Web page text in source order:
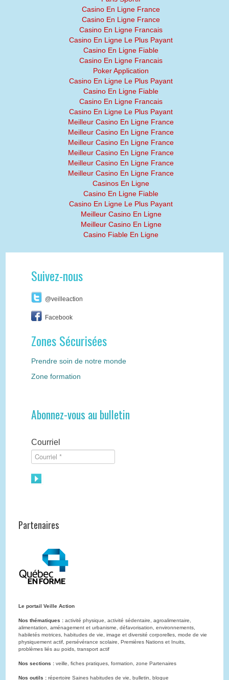
Casino En Ligne France
Casino En Ligne France
Casino En Ligne Francais
Casino En Ligne Le Plus Payant
Casino En Ligne Fiable
Casino En Ligne Francais
Poker Application
Casino En Ligne Le Plus Payant
Casino En Ligne Fiable
Casino En Ligne Francais
Casino En Ligne Le Plus Payant
Meilleur Casino En Ligne France
Meilleur Casino En Ligne France
Meilleur Casino En Ligne France
Meilleur Casino En Ligne France
Meilleur Casino En Ligne France
Meilleur Casino En Ligne France
Casinos En Ligne
Casino En Ligne Fiable
Casino En Ligne Le Plus Payant
Meilleur Casino En Ligne
Meilleur Casino En Ligne
Casino Fiable En Ligne
Suivez-nous
@veilleaction
Facebook
Zones Sécurisées
Prendre soin de notre monde
Zone formation
Abonnez-vous au bulletin
Courriel
Partenaires
Le portail Veille Action
Nos thématiques : activité physique, activité sédentaire, agroalimentaire,
alimentation, aménagement et urbanisme, défavorisation, environnements,
habiletés motrices, habitudes de vie, image et diversité corporelles, mode de vie
physiquement actif, persévérance scolaire, Premières Nations et Inuits,
problèmes liés au poids, transport actif
Nos sections : veille, fiches pratiques, formation, zone Partenaires
Nos outils : répertoire Saines habitudes de vie, bulletin, blogue